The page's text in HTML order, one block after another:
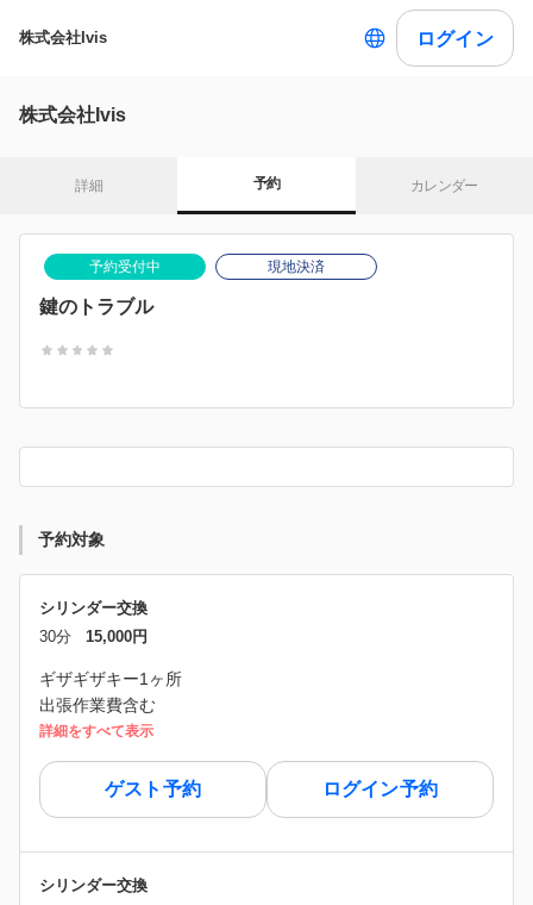
株式会社Ivis ログイン
株式会社Ivis
詳細 予約 カレンダー
予約受付中 現地決済
鍵のトラブル
予約対象
シリンダー交換
30分
15,000円
ギザギザキー1ヶ所
出張作業費含む
詳細をすべて表示
ゲスト予約 ログイン予約
シリンダー交換